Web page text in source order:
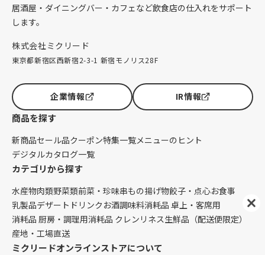
居酒屋・ダイニングバー・カフェなど飲食店の仕入れをサポート
します。
株式会社ミクリード
東京都新宿区西新宿2-3-1 新宿モノリス28F
企業情報 IR情報
商品を探す
新商品セール品クーポン特集一覧メニューのヒント
デジタルカタログ一覧
カテゴリから探す
水産物肉類野菜類前菜・珍味串もの揚げ物餃子・点心お食事
乳製品デザート ドリンク お酒調味料消耗品 卓上・客席用
消耗品 厨房・調理用消耗品 クレンリネス生鮮品（配送便限定）
産地・工場直送
ミクリードオンラインストアについて